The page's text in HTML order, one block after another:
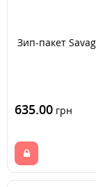
Зип-пакет
635.00 грн